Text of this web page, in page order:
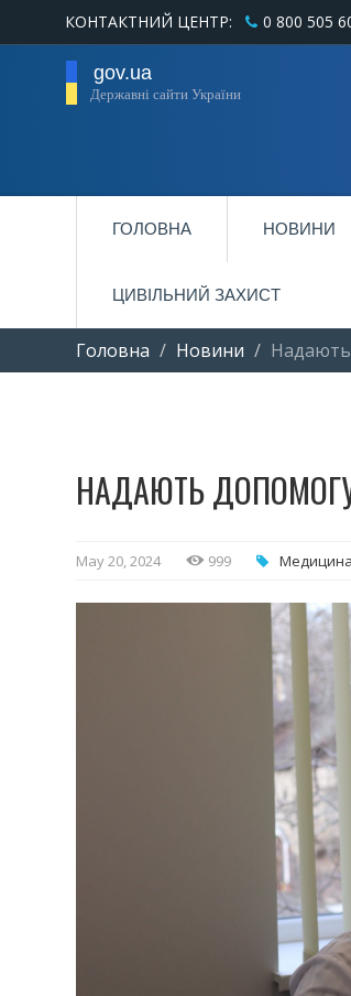
КОНТАКТНИЙ ЦЕНТР: 0 800 505
gov.ua
Державні сайти України
ГОЛОВНА НОВИНИ
ЦИВІЛЬНИЙ ЗАХИСТ
Головна Новини Надають
НАДАЮТЬ
May 20, 2024 999 Медицина